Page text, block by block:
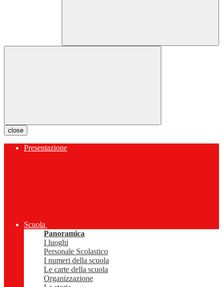
close
Presentazione
Scuola
Panoramica
I luoghi
Personale Scolastico
I numeri della scuola
Le carte della scuola
Organizzazione